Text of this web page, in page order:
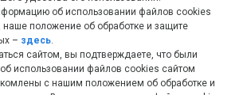
+7 (846) 267-49-99
help@ssau.ru
об использовании файлов cookies
наше положение об обработке и защите
– здесь.
сайтом, вы подтверждаете, что были
использовании файлов cookies сайтом
с нашим положением об обработке и